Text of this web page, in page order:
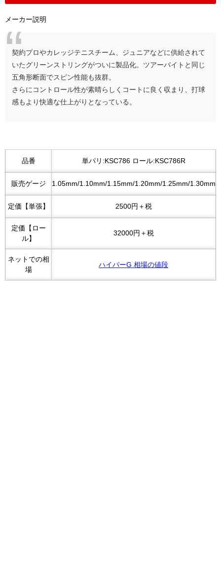
メーカー説明
契約プロやカレッジテニスチーム、ジュニアなどに供給されて
いたグリーンストリングがついに製品化。ツアーバイトと同じ
五角形断面でスピン性能も抜群。
さらにコントロール性が素晴らしくコートに良く収まり、打球
感もより快適な仕上がりとなっている。
品番 単パリ:KSC786 ロール:KSC786R
販売ゲージ 1.05mm/1.10mm/1.15mm/1.20mm/1.25mm/1.30mm
定価【単張】 2500円＋税
定価【ロー
ル】
32000円＋税
ネットでの相
場
ハイパーG 相場の値段